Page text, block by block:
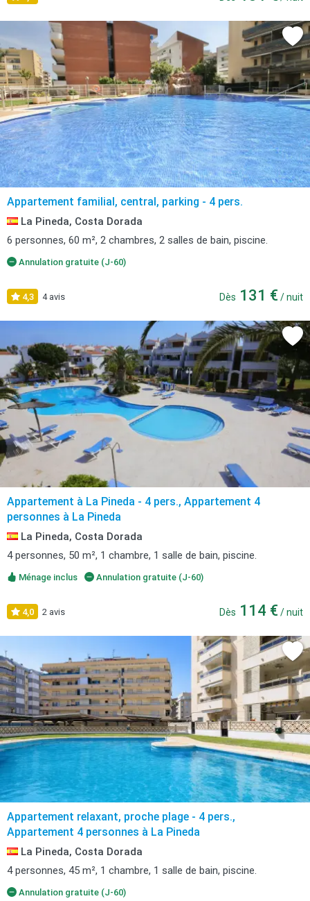
Appartement familial, central, parking - 4 pers.
La Pineda, Costa Dorada
6 personnes, 60 m², 2 chambres, 2 salles de bain, piscine.
Annulation gratuite (J-60)
4,3 4 avis Dès 131 € / nuit
Appartement à La Pineda - 4 pers., Appartement 4
personnes à La Pineda
La Pineda, Costa Dorada
4 personnes, 50 m², 1 chambre, 1 salle de bain, piscine.
Ménage inclus Annulation gratuite (J-60)
4,0 2 avis Dès 114 € / nuit
Appartement relaxant, proche plage - 4 pers.,
Appartement 4 personnes à La Pineda
La Pineda, Costa Dorada
4 personnes, 45 m², 1 chambre, 1 salle de bain, piscine.
Annulation gratuite (J-60)